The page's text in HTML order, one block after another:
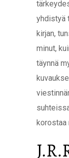
yhdistyä
kirjan,
minut,
täynnä
korostaa